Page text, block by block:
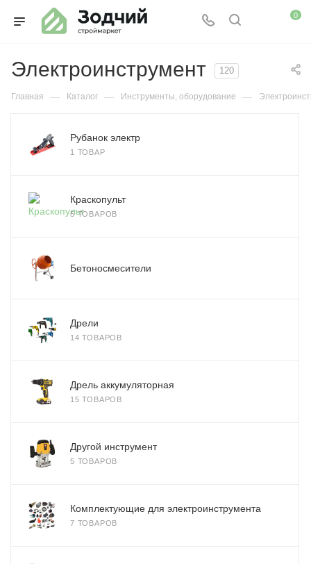
0
Электроинструмент 120
Главная — Каталог — Инструменты, оборудование —
Рубанок электр
1 ТОВАР
Краскопульт
5 ТОВАРОВ
Бетоносмесители
Дрели
14 ТОВАРОВ
Дрель аккумуляторная
15 ТОВАРОВ
Другой инструмент
5 ТОВАРОВ
Комплектующие для электроинструмента
7 ТОВАРОВ